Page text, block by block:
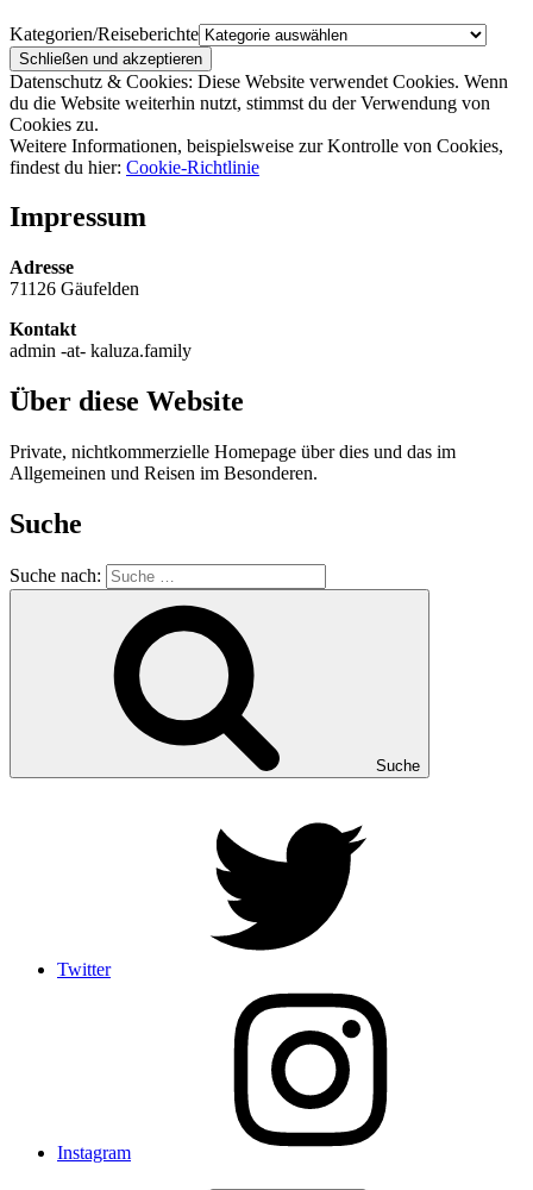
Kategorien/Reiseberichte
Datenschutz & Cookies: Diese Website verwendet Cookies. Wenn
du die Website weiterhin nutzt, stimmst du der Verwendung von
Cookies zu.
Weitere Informationen, beispielsweise zur Kontrolle von Cookies,
findest du hier: Cookie-Richtlinie
Impressum
Adresse
71126 Gäufelden
Kontakt
admin -at- kaluza.family
Über diese Website
Private, nichtkommerzielle Homepage über dies und das im
Allgemeinen und Reisen im Besonderen.
Suche
Suche nach:
Suche
Twitter
Instagram